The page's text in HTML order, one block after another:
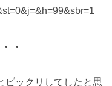
・
ビックリしてしたと思